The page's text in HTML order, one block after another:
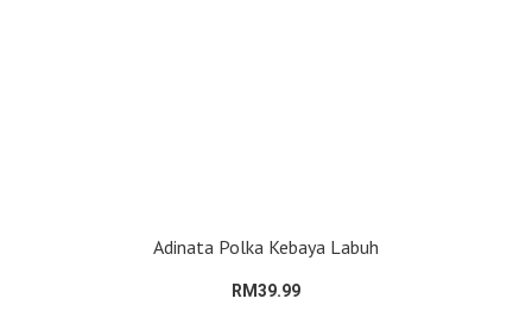
Adinata Polka Kebaya Labuh
RM39.99